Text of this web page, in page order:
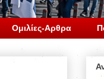
Ομιλίες-Αρθρα